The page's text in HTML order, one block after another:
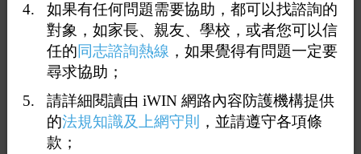
<< 1
回覆991：斯文眼鏡背包
2023-09-06 19:40:56
如果有任何問題需要協助，都可以找諮詢的
對象，如家長、親友、學校，或者您可以信
任的同志諮詢熱線 ，如果覺得有問題一定要
尋求協助；
請詳細閱讀由 iWIN 網路內容防護機構提供
的法規知識及上網守則
，並請遵守各項條
款；